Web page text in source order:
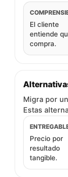
El cliente
entiende
compra.
Migra por
Estas
Precio por
resultado
tangible.